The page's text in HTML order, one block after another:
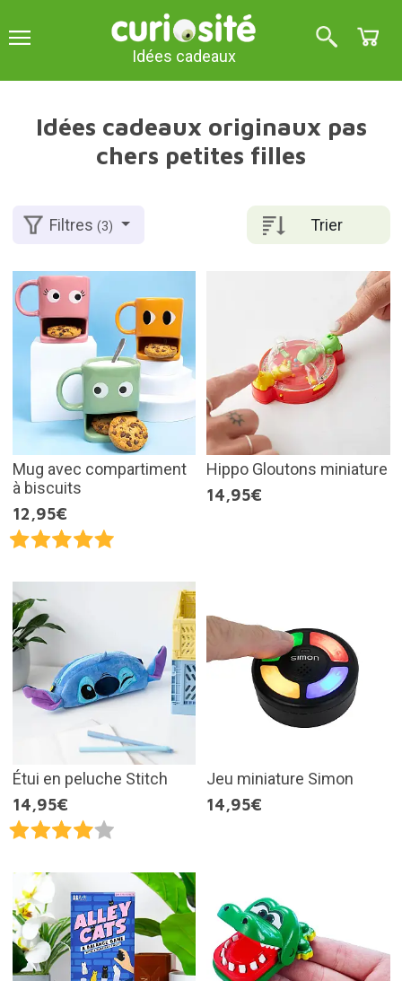
Idées cadeaux
Idées cadeaux originaux pas
chers petites filles
Trier
Filtres(3)
Mug avec compartiment
à biscuits
12,95€
Hippo Gloutons miniature
14,95€
Étui en peluche Stitch
14,95€
Jeu miniature Simon
14,95€